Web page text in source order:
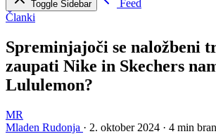
Toggle Sidebar
Feed
Članki
Spreminjajoči se naložbeni
zaupati Nike in Skechers
Lululemon?
MR
Mladen Rudonja · 2. oktober 2024 · 4 min